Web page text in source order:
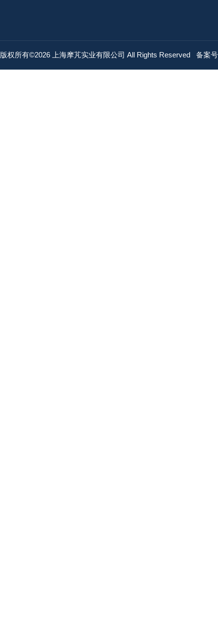
版权所有©2026 上海摩芃实业有限公司 All Rights Reserved 备案